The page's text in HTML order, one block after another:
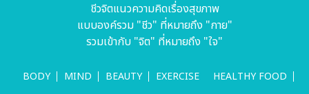
ชีวจิตแนวความคิดเรื่องสุขภาพ
แบบองค์รวม "ชีว" ที่หมายถึง "กาย"
รวมเข้ากับ "จิต" ที่หมายถึง "ใจ"
BODY MIND BEAUTY EXERCISE
HEALTHY FOOD